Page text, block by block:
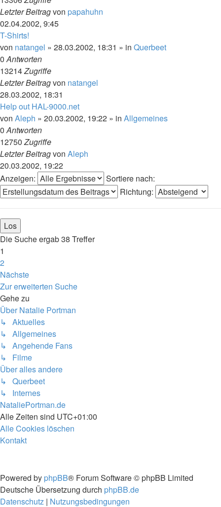
Letzter Beitragvon papahuhn
02.04.2002, 9:45
T-Shirts!
von natangel » 28.03.2002, 18:31 » in Querbeet
0Antworten
13214Zugriffe
Letzter Beitragvon natangel
28.03.2002, 18:31
Help out HAL-9000.net
von Aleph » 20.03.2002, 19:22 » in Allgemeines
0Antworten
12750Zugriffe
Letzter Beitragvon Aleph
20.03.2002, 19:22
Anzeigen:
Sortiere nach:
Richtung:
Die Suche ergab 38 Treffer
1
2
Nächste
Zur erweiterten Suche
Gehe zu
Über Natalie Portman
↳ Aktuelles
↳ Allgemeines
↳ Angehende Fans
↳ Filme
Über alles andere
↳ Querbeet
↳ Internes
NataliePortman.de
Alle Zeiten sind UTC+01:00
Alle Cookies löschen
Kontakt
Powered by phpBB® Forum Software © phpBB Limited
Deutsche Übersetzung durch phpBB.de
Datenschutz | Nutzungsbedingungen